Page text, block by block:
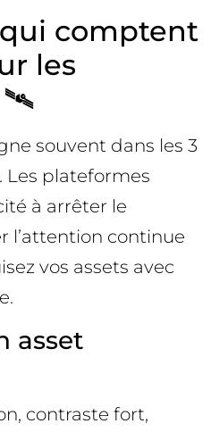
comptent
les
🛰️
souvent dans les 3
Les plateformes
à arrêter le
l’attention continue
vos assets avec
asset
contraste fort,